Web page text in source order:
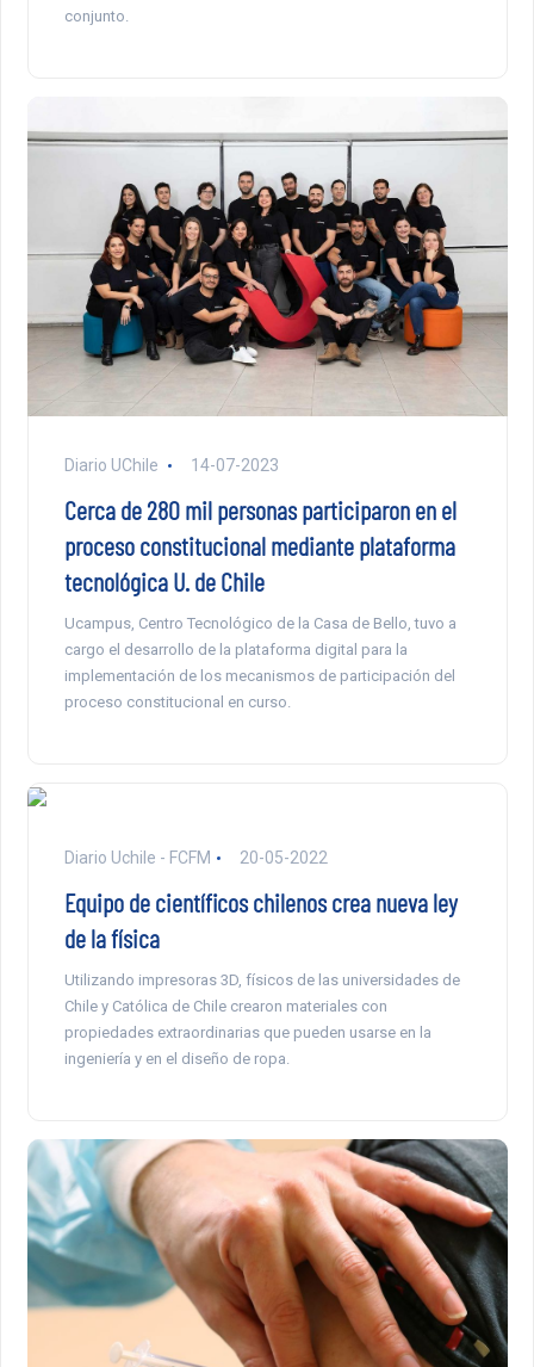
conjunto.
Diario UChile 14-07-2023
Cerca de 280 mil personas participaron en el
proceso constitucional mediante plataforma
tecnológica U. de Chile
Ucampus, Centro Tecnológico de la Casa de Bello, tuvo a
cargo el desarrollo de la plataforma digital para la
implementación de los mecanismos de participación del
proceso constitucional en curso.
Diario Uchile - FCFM 20-05-2022
Equipo de científicos chilenos crea nueva ley
de la física
Utilizando impresoras 3D, físicos de las universidades de
Chile y Católica de Chile crearon materiales con
propiedades extraordinarias que pueden usarse en la
ingeniería y en el diseño de ropa.